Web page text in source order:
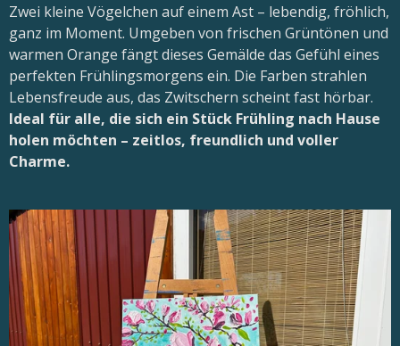
Zwei kleine Vögelchen auf einem Ast – lebendig, fröhlich,
ganz im Moment. Umgeben von frischen Grüntönen und
warmen Orange fängt dieses Gemälde das Gefühl eines
perfekten Frühlingsmorgens ein. Die Farben strahlen
Lebensfreude aus, das Zwitschern scheint fast hörbar.
Ideal für alle, die sich ein Stück Frühling nach Hause
holen möchten – zeitlos, freundlich und voller
Charme.